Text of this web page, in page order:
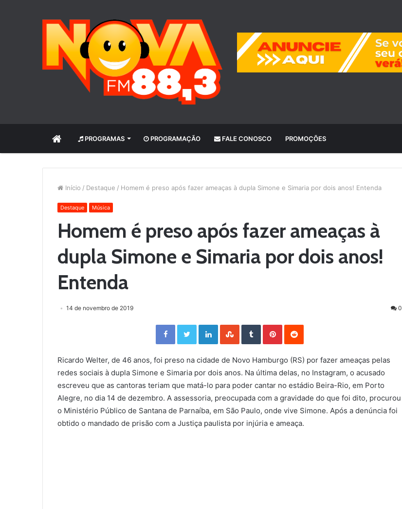
INÍCIO PROGRAMAS PROGRAMAÇÃO FALE CONOSCO PROMOÇÕES
Início / Destaque / Homem é preso após fazer ameaças à dupla Simone e Simaria por dois anos! Entenda
Destaque Música
Homem é preso após fazer ameaças à
dupla Simone e Simaria por dois anos!
Entenda
14 de novembro de 2019 0
Facebook Twitter LinkedIn StumbleUpon Tumblr Pinterest
Ricardo Welter, de 46 anos, foi preso na cidade de Novo Hamburgo (RS) por fazer ameaças pelas
redes sociais à dupla Simone e Simaria por dois anos. Na última delas, no Instagram, o acusado
escreveu que as cantoras teriam que matá-lo para poder cantar no estádio Beira-Rio, em Porto
Alegre, no dia 14 de dezembro. A assessoria, preocupada com a gravidade do que foi dito, procurou
o Ministério Público de Santana de Parnaíba, em São Paulo, onde vive Simone. Após a denúncia foi
obtido o mandado de prisão com a Justiça paulista por injúria e ameaça.